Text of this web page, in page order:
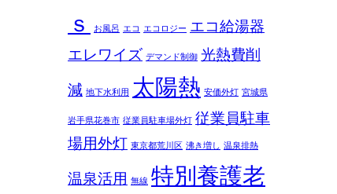
ｓ
お風呂 エコ エコロジー エコ給湯器
エレワイズ デマンド制御 光熱費削
減 地下水利用 太陽熱 安価外灯 宮城県
岩手県花巻市 従業員駐車場外灯 従業員駐車
場用外灯 東京都荒川区 沸き増し 温泉排熱
温泉活用 無線 特別養護老